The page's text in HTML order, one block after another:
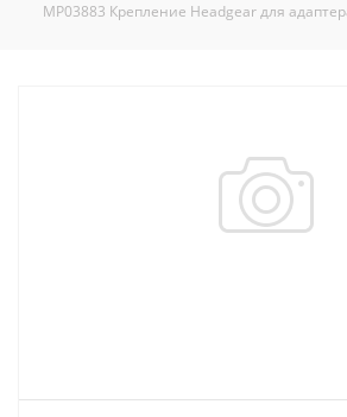
MP03883 Крепление Headgear для